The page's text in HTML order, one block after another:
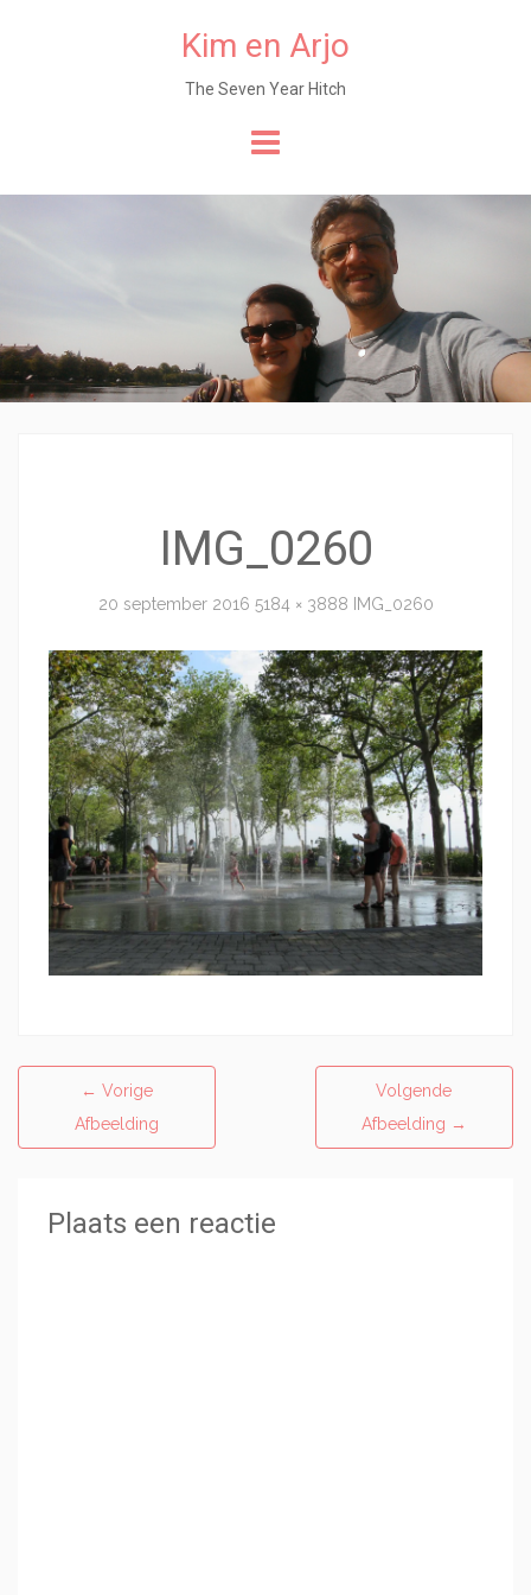
Kim en Arjo
The Seven Year Hitch
IMG_0260
20 september 2016 5184 × 3888 IMG_0260
← Vorige
Afbeelding
Volgende
Afbeelding →
Plaats een reactie